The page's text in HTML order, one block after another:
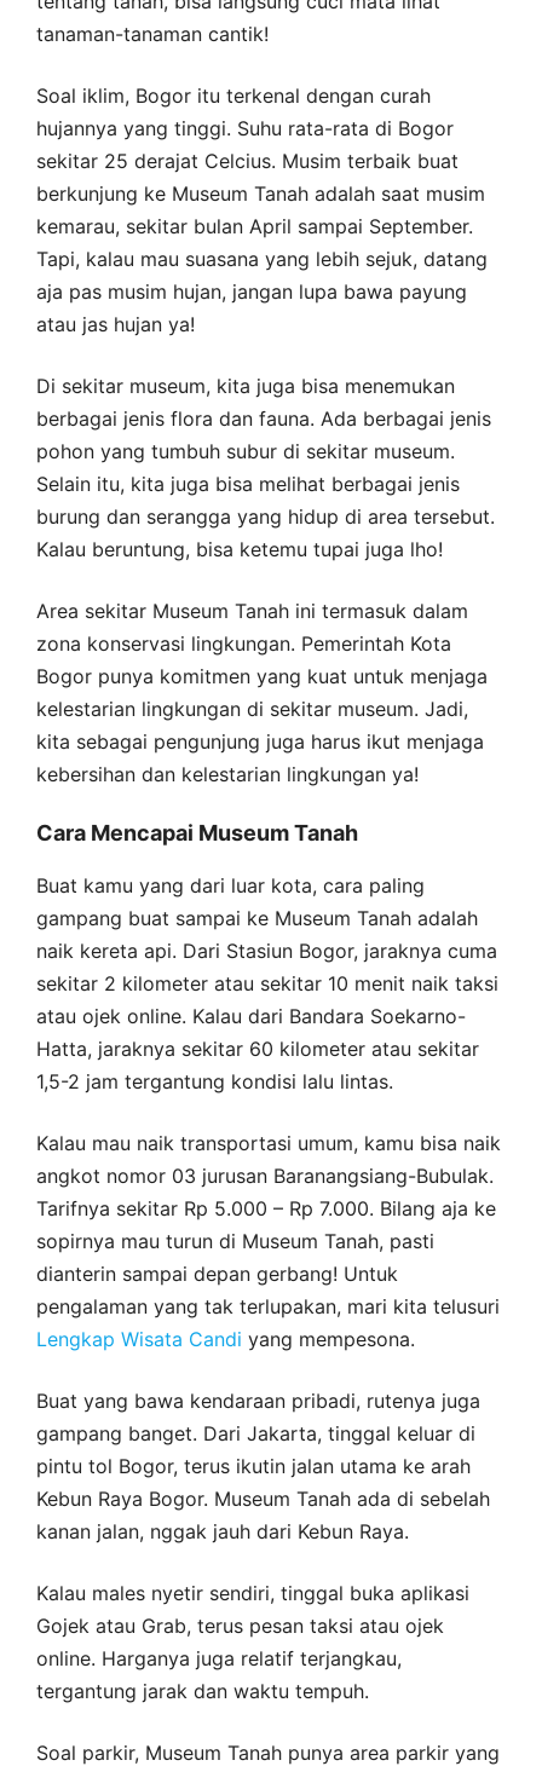
tanaman-tanaman cantik!
Soal iklim, Bogor itu terkenal dengan curah
hujannya yang tinggi. Suhu rata-rata di Bogor
sekitar 25 derajat Celcius. Musim terbaik buat
berkunjung ke Museum Tanah adalah saat musim
kemarau, sekitar bulan April sampai September.
Tapi, kalau mau suasana yang lebih sejuk, datang
aja pas musim hujan, jangan lupa bawa payung
atau jas hujan ya!
Di sekitar museum, kita juga bisa menemukan
berbagai jenis flora dan fauna. Ada berbagai jenis
pohon yang tumbuh subur di sekitar museum.
Selain itu, kita juga bisa melihat berbagai jenis
burung dan serangga yang hidup di area tersebut.
Kalau beruntung, bisa ketemu tupai juga lho!
Area sekitar Museum Tanah ini termasuk dalam
zona konservasi lingkungan. Pemerintah Kota
Bogor punya komitmen yang kuat untuk menjaga
kelestarian lingkungan di sekitar museum. Jadi,
kita sebagai pengunjung juga harus ikut menjaga
kebersihan dan kelestarian lingkungan ya!
Cara Mencapai Museum Tanah
Buat kamu yang dari luar kota, cara paling
gampang buat sampai ke Museum Tanah adalah
naik kereta api. Dari Stasiun Bogor, jaraknya cuma
sekitar 2 kilometer atau sekitar 10 menit naik taksi
atau ojek online. Kalau dari Bandara Soekarno-
Hatta, jaraknya sekitar 60 kilometer atau sekitar
1,5-2 jam tergantung kondisi lalu lintas.
Kalau mau naik transportasi umum, kamu bisa naik
angkot nomor 03 jurusan Baranangsiang-Bubulak.
Tarifnya sekitar Rp 5.000 – Rp 7.000. Bilang aja ke
sopirnya mau turun di Museum Tanah, pasti
dianterin sampai depan gerbang! Untuk
pengalaman yang tak terlupakan, mari kita telusuri
Lengkap Wisata Candi yang mempesona.
Buat yang bawa kendaraan pribadi, rutenya juga
gampang banget. Dari Jakarta, tinggal keluar di
pintu tol Bogor, terus ikutin jalan utama ke arah
Kebun Raya Bogor. Museum Tanah ada di sebelah
kanan jalan, nggak jauh dari Kebun Raya.
Kalau males nyetir sendiri, tinggal buka aplikasi
Gojek atau Grab, terus pesan taksi atau ojek
online. Harganya juga relatif terjangkau,
tergantung jarak dan waktu tempuh.
Soal parkir, Museum Tanah punya area parkir yang